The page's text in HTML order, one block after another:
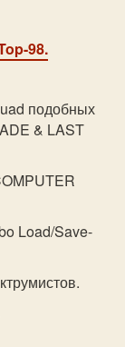
98.
подобных
& LAST
Load/Save-